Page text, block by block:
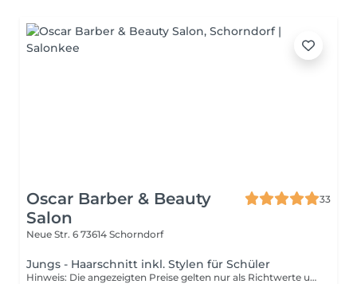
Oscar Barber & Beauty
Salon
33
Neue Str. 6 73614 Schorndorf
Jungs - Haarschnitt inkl. Stylen für Schüler
Hinweis: Die angezeigten Preise gelten nur als Richtwerte und können sich je nach Art, Dauer und Komplexität der Dienstleistung, welche Ihnen vor Ort angeboten wird, ändern.